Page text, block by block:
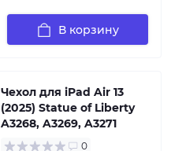
В корзину
Чехол для iPad Air 13
(2025) Statue of Liberty
A3268, A3269, A3271
0